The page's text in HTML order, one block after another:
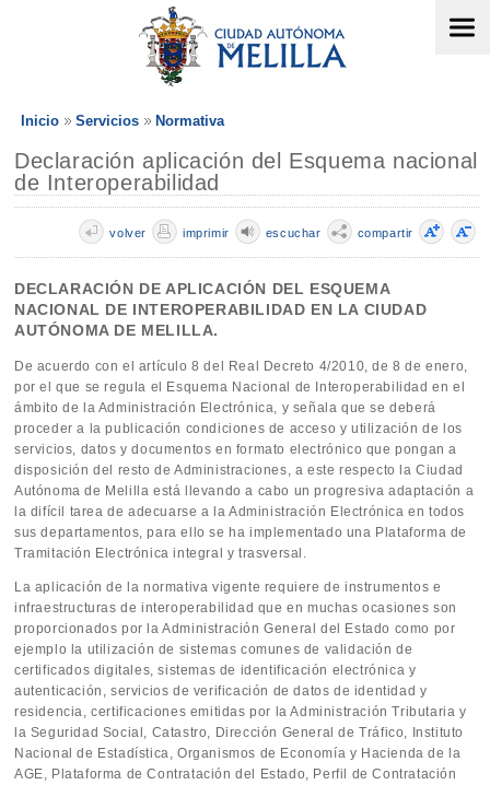
Inicio Servicios Normativa
Declaración aplicación del Esquema nacional
de Interoperabilidad
compartir
escuchar
imprimir
volver
DECLARACIÓN DE APLICACIÓN DEL ESQUEMA
NACIONAL DE INTEROPERABILIDAD EN LA CIUDAD
AUTÓNOMA DE MELILLA.
De acuerdo con el artículo 8 del Real Decreto 4/2010, de 8 de enero,
por el que se regula el Esquema Nacional de Interoperabilidad en el
ámbito de la Administración Electrónica, y señala que se deberá
proceder a la publicación condiciones de acceso y utilización de los
servicios, datos y documentos en formato electrónico que pongan a
disposición del resto de Administraciones, a este respecto la Ciudad
Autónoma de Melilla está llevando a cabo un progresiva adaptación a
la difícil tarea de adecuarse a la Administración Electrónica en todos
sus departamentos, para ello se ha implementado una Plataforma de
Tramitación Electrónica integral y trasversal.
La aplicación de la normativa vigente requiere de instrumentos e
infraestructuras de interoperabilidad que en muchas ocasiones son
proporcionados por la Administración General del Estado como por
ejemplo la utilización de sistemas comunes de validación de
certificados digitales, sistemas de identificación electrónica y
autenticación, servicios de verificación de datos de identidad y
residencia, certificaciones emitidas por la Administración Tributaria y
la Seguridad Social, Catastro, Dirección General de Tráfico, Instituto
Nacional de Estadística, Organismos de Economía y Hacienda de la
AGE, Plataforma de Contratación del Estado, Perfil de Contratación